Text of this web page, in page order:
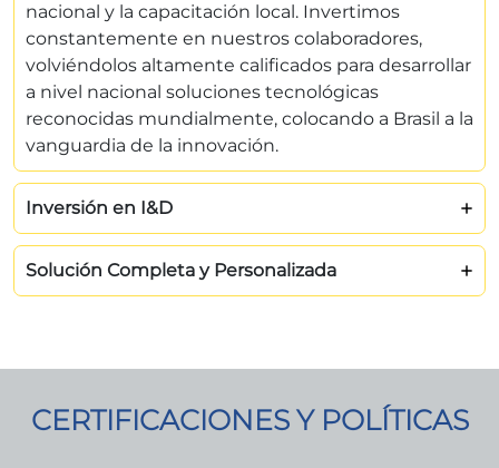
nacional y la capacitación local. Invertimos
constantemente en nuestros colaboradores,
volviéndolos altamente calificados para desarrollar
a nivel nacional soluciones tecnológicas
reconocidas mundialmente, colocando a Brasil a la
vanguardia de la innovación.
Inversión en I&D
Solución Completa y Personalizada
CERTIFICACIONES Y POLÍTICAS